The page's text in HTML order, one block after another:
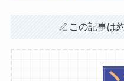
この記事は